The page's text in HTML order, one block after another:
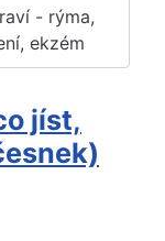
- rýma,
ekzém
jíst,